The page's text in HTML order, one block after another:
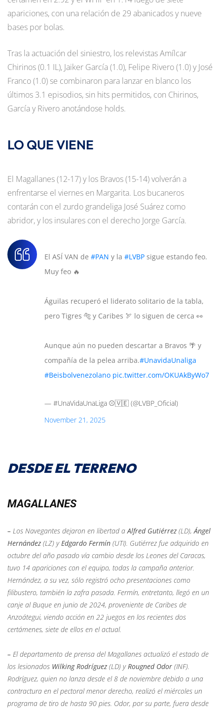
apariciones, con una relación de 29 abanicados y nueve
bases por bolas.
Tras la actuación del siniestro, los relevistas Amílcar
Chirinos (0.1 IL), Jaiker García (1.0), Felipe Rivero (1.0) y José
Franco (1.0) se combinaron para lanzar en blanco los
últimos 3.1 episodios, sin hits permitidos, con Chirinos,
García y Rivero anotándose holds.
LO QUE VIENE
El Magallanes (12-17) y los Bravos (15-14) volverán a
enfrentarse el viernes en Margarita. Los bucaneros
contarán con el zurdo grandeliga José Suárez como
abridor, y los insulares con el derecho Jorge García.
El ASÍ VAN de #PAN y la #LVBP sigue estando feo.
Muy feo 🔥
Águilas recuperó el liderato solitario de la tabla,
pero Tigres 🐅 y Caribes 🏹 lo siguen de cerca 👀
Aunque aún no pueden descartar a Bravos 🌴 y
compañía de la pelea arriba.#UnavidaUnaliga
#Beisbolvenezolano pic.twitter.com/OKUAkByWo7
— #UnaVidaUnaLiga ⚾️🇻🇪 (@LVBP_Oficial)
November 21, 2025
DESDE EL TERRENO
MAGALLANES
– Los Navegantes dejaron en libertad aAlfred Gutiérrez (LD),Ángel
Hernández (LZ) yEdgardo Fermín (UTI). Gutiérrez fue adquirido en
octubre del año pasado vía cambio desde los Leones del Caracas,
tuvo 14 apariciones con el equipo, todas la campaña anterior.
Hernández, a su vez, sólo registró ocho presentaciones como
filibustero, también la zafra pasada. Fermín, entretanto, llegó en un
canje al Buque en junio de 2024, proveniente de Caribes de
Anzoátegui, viendo acción en 22 juegos en los recientes dos
certámenes, siete de ellos en el actual.
– El departamento de prensa del Magallanes actualizó el estado de
los lesionados Wilking Rodríguez (LD) yRougned Odor (INF).
Rodríguez, quien no lanza desde el 8 de noviembre debido a una
contractura en el pectoral menor derecho, realizó el miércoles un
programa de tiro de hasta 90 pies. Odor, por su parte, fuera desde